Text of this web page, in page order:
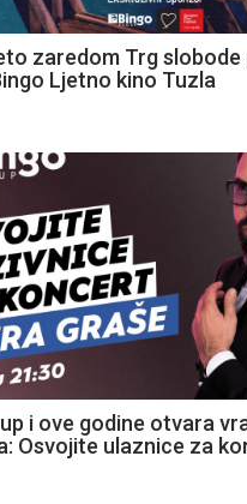
zaredom Trg slobode
Ljetno kino Tuzla
i ove godine otvara
Osvojite ulaznice za